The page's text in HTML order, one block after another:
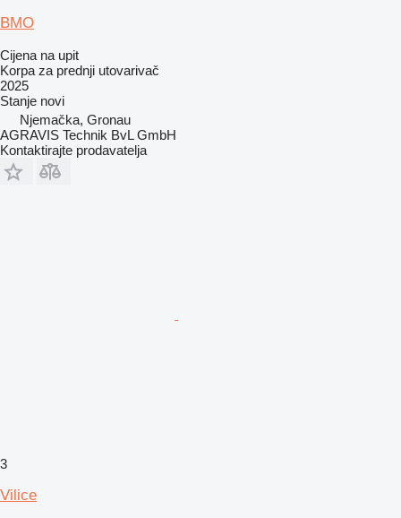
BMO
Cijena na upit
Korpa za prednji utovarivač
2025
Stanje novi
Njemačka, Gronau
AGRAVIS Technik BvL GmbH
Kontaktirajte prodavatelja
3
Vilice